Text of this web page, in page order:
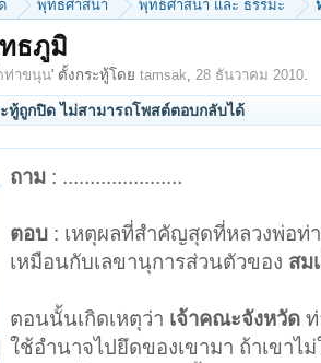
พุทธศาสนา พุทธศาสนา และ ธรรมะ
ธภูมิ
ท่าขนุน' ตั้งกระทู้โดย tamsak, 28 ธันวาคม 2010.
ทู้ถูกปิด ไม่สามารถโพสต์ตอบกลับได้
ถาม : ......................
ตอบ : เหตุผลที่สำคัญสุดที่หลวงพ่อท่
เหมือนกับเลขานุการส่วนตัวของ สม
ตอนนั้นเกิดเหตุว่า เจ้าคณะจังหวัด
ใช้อำนาจไปยึดของเขามา ถ้าเขาไ